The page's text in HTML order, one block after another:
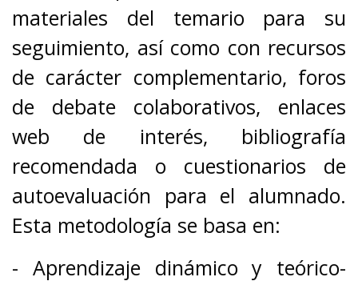
materiales del temario para su
seguimiento, así como con recursos
de carácter complementario, foros
de debate colaborativos, enlaces
web de interés, bibliografía
recomendada o cuestionarios de
autoevaluación para el alumnado.
Esta metodología se basa en:
- Aprendizaje dinámico y teórico-